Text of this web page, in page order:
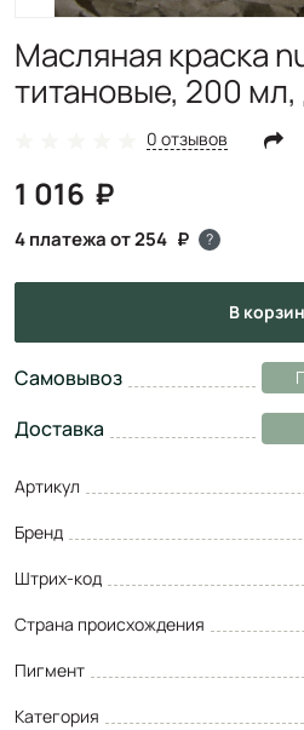
Масляная краска
титановые, 200
0 отзывов
1 016
4 платежа от 254 ?
в
Самовывоз
Доставка
Артикул
Бренд
Штрих-код
Страна происхождения
Пигмент
Категория